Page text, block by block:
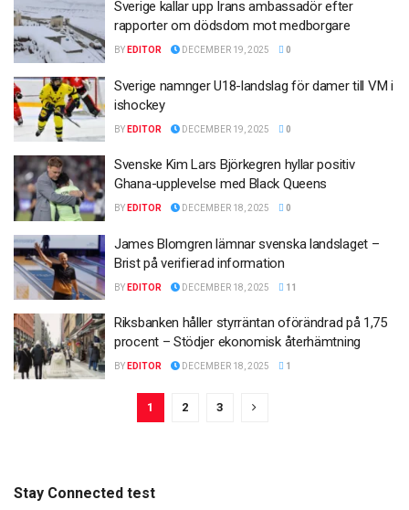
Sverige kallar upp Irans ambassadör efter
rapporter om dödsdom mot medborgare
BY EDITOR DECEMBER 19, 2025 0
Sverige namnger U18-landslag för damer till VM i
ishockey
BY EDITOR DECEMBER 19, 2025 0
Svenske Kim Lars Björkegren hyllar positiv
Ghana-upplevelse med Black Queens
BY EDITOR DECEMBER 18, 2025 0
James Blomgren lämnar svenska landslaget –
Brist på verifierad information
BY EDITOR DECEMBER 18, 2025 11
Riksbanken håller styrräntan oförändrad på 1,75
procent – Stödjer ekonomisk återhämtning
BY EDITOR DECEMBER 18, 2025 1
1 2 3
Stay Connected test